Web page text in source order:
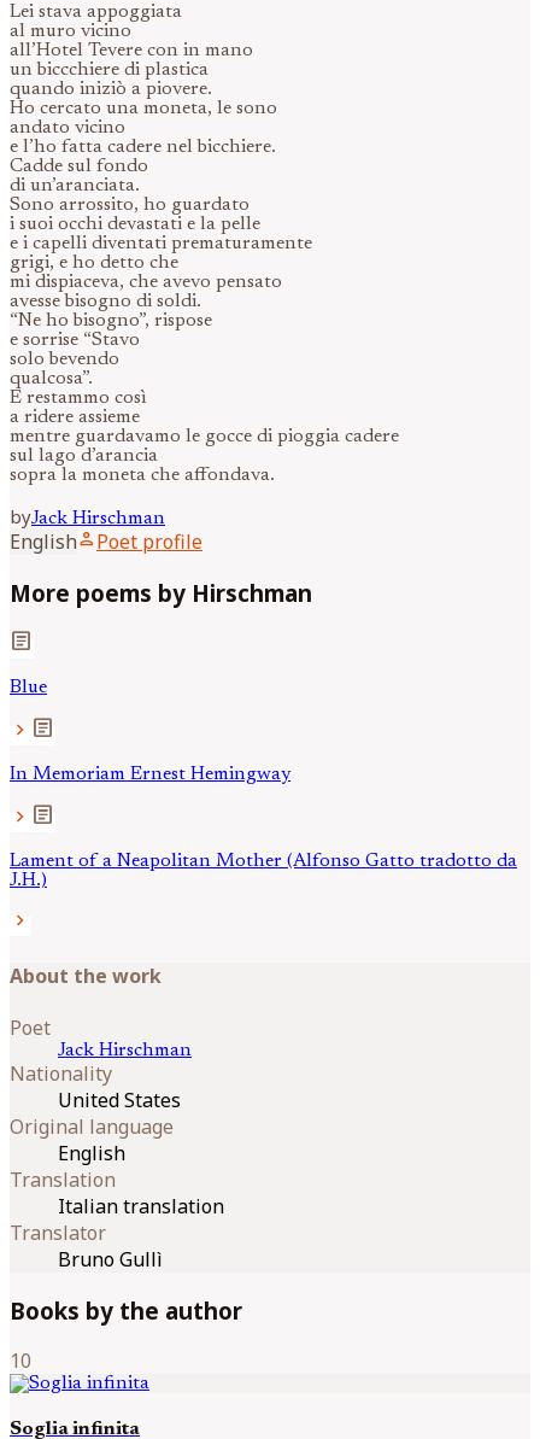
Lei stava appoggiata
al muro vicino
all’Hotel Tevere con in mano
un biccchiere di plastica
quando iniziò a piovere.
Ho cercato una moneta, le sono
andato vicino
e l’ho fatta cadere nel bicchiere.
Cadde sul fondo
di un’aranciata.
Sono arrossito, ho guardato
i suoi occhi devastati e la pelle
e i capelli diventati prematuramente
grigi, e ho detto che
mi dispiaceva, che avevo pensato
avesse bisogno di soldi.
“Ne ho bisogno”, rispose
e sorrise “Stavo
solo bevendo
qualcosa”.
E restammo così
a ridere assieme
mentre guardavamo le gocce di pioggia cadere
sul lago d’arancia
sopra la moneta che affondava.
byJack Hirschman
Englishperson Poet profile
More poems by Hirschman
article
Blue
chevron_right article
In Memoriam Ernest Hemingway
chevron_right article
Lament of a Neapolitan Mother (Alfonso Gatto tradotto da
J.H.)
chevron_right
About the work
Poet
Jack Hirschman
Nationality
United States
Original language
English
Translation
Italian translation
Translator
Bruno Gullì
Books by the author
10
Soglia infinita